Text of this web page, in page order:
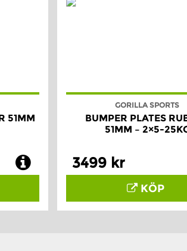
51MM
GORILLA SPORTS
BUMPER PLATES
51MM – 2×5-
3499 kr
KÖP